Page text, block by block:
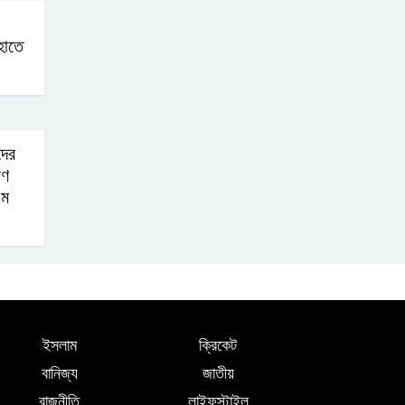
ইসলাম
ক্রিকেট
বানিজ্য
জাতীয়
রাজনীতি
লাইফস্টাইল